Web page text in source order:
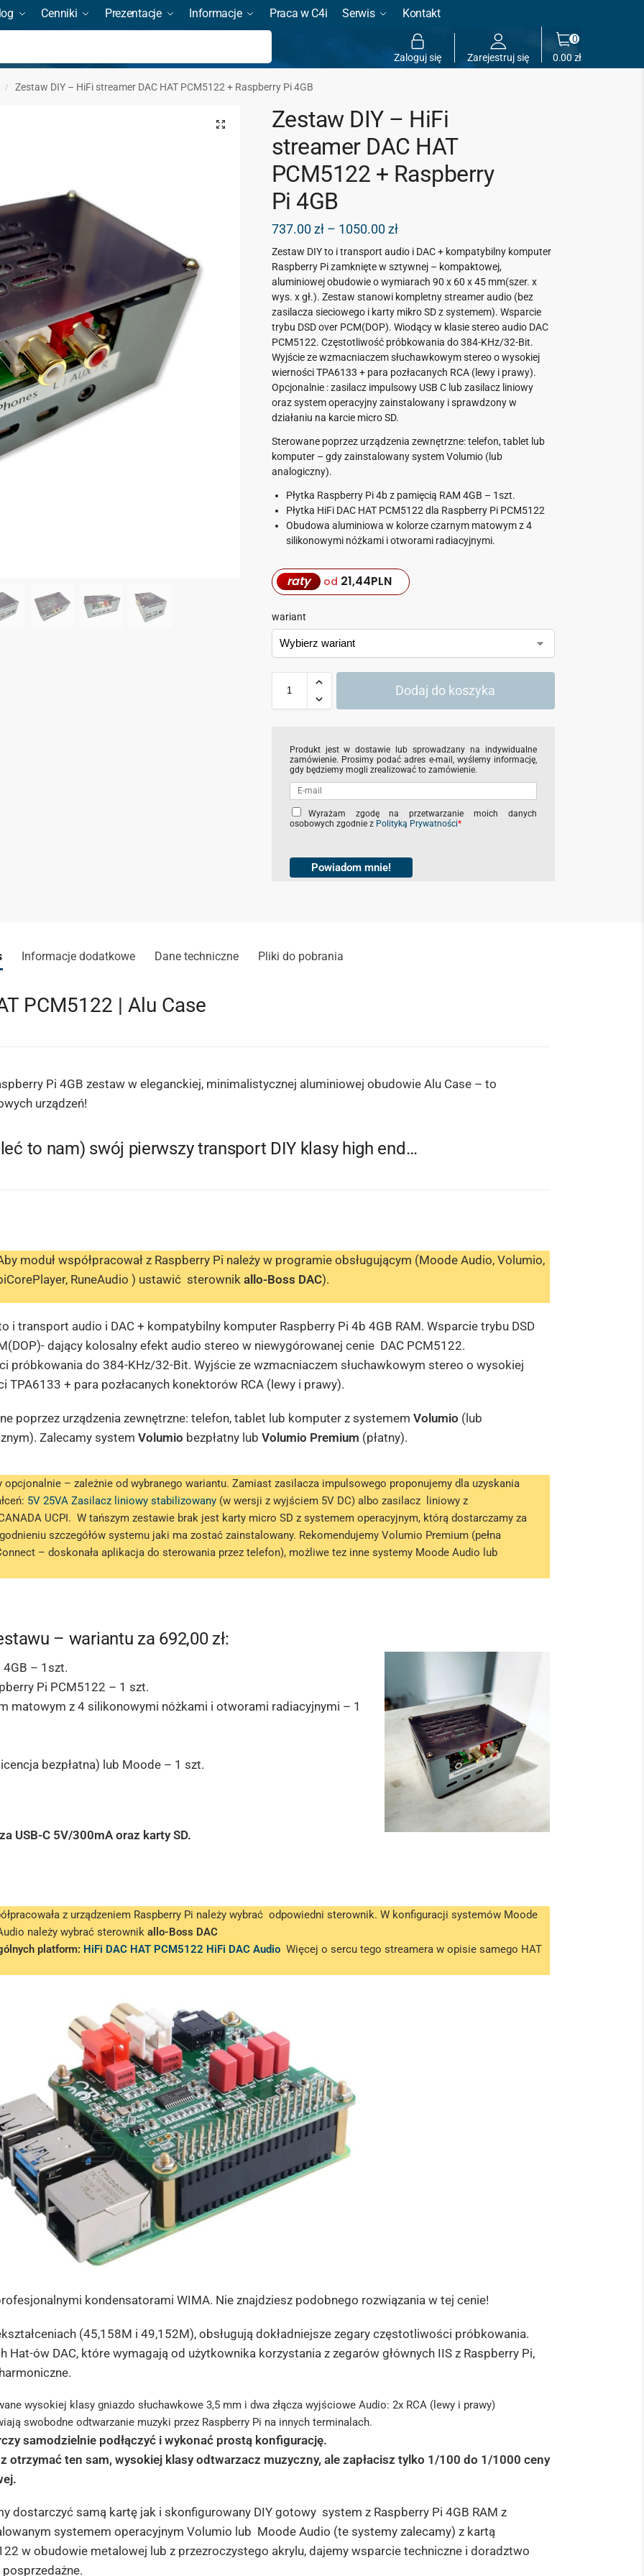
Cenniki Prezentacje Informacje Praca w C4i Serwis Kontakt
Szukaj
Zaloguj się Zarejestruj się 0.00zł
0
/ Zestaw DIY – HiFi streamer DAC HAT PCM5122 + Raspberry Pi 4GB
Zestaw DIY – HiFi
streamer DAC HAT
PCM5122 + Raspberry
Pi 4GB
737.00zł – 1050.00zł
Zestaw DIY to i transport audio i DAC + kompatybilny komputer
Raspberry Pi zamknięte w sztywnej – kompaktowej,
aluminiowej obudowie o wymiarach 90 x 60 x 45 mm(szer. x
wys. x gł.). Zestaw stanowi kompletny streamer audio (bez
zasilacza sieciowego i karty mikro SD z systemem). Wsparcie
trybu DSD over PCM(DOP). Wiodący w klasie stereo audio DAC
PCM5122. Częstotliwość próbkowania do 384-KHz/32-Bit.
Wyjście ze wzmacniaczem słuchawkowym stereo o wysokiej
wierności TPA6133 + para pozłacanych RCA (lewy i prawy).
Opcjonalnie : zasilacz impulsowy USB C lub zasilacz liniowy
oraz system operacyjny zainstalowany i sprawdzony w
działaniu na karcie micro SD.
Sterowane poprzez urządzenia zewnętrzne: telefon, tablet lub
komputer – gdy zainstalowany system Volumio (lub
analogiczny).
Płytka Raspberry Pi 4b z pamięcią RAM 4GB – 1szt.
Płytka HiFi DAC HAT PCM5122 dla Raspberry Pi PCM5122
Obudowa aluminiowa w kolorze czarnym matowym z 4
silikonowymi nóżkami i otworami radiacyjnymi.
raty od 21,44PLN
wariant
Dodaj do koszyka
Produkt jest w dostawie lub sprowadzany na indywidualne
zamówienie. Prosimy podać adres e-mail, wyślemy informację,
gdy będziemy mogli zrealizować to zamówienie.
C
h
b
Wyrażam zgodę na przetwarzanie moich danych
osobowych zgodnie z Polityką Prywatności*
Powiadom mnie!
Informacje dodatkowe Dane techniczne Pliki do pobrania
PCM5122 | Alu Case
Pi 4GB zestaw w eleganckiej, minimalistycznej aluminiowej obudowie Alu Case – to
urządzeń!
to nam) swój pierwszy transport DIY klasy high end…
moduł współpracował z Raspberry Pi należy w programie obsługującym (Moode Audio, Volumio,
RuneAudio ) ustawić sterownik allo-Boss DAC).
i transport audio i DAC + kompatybilny komputer Raspberry Pi 4b 4GB RAM. Wsparcie trybu DSD
dający kolosalny efekt audio stereo w niewygórowanej cenie DAC PCM5122.
próbkowania do 384-KHz/32-Bit. Wyjście ze wzmacniaczem słuchawkowym stereo o wysokiej
TPA6133 + para pozłacanych konektorów RCA (lewy i prawy).
poprzez urządzenia zewnętrzne: telefon, tablet lub komputer z systemem Volumio (lub
Zalecamy system Volumio bezpłatny lub Volumio Premium (płatny).
– zależnie od wybranego wariantu. Zamiast zasilacza impulsowego proponujemy dla uzyskania
5V 25VA Zasilacz liniowy stabilizowany(w wersji z wyjściem 5V DC) albo zasilacz liniowy z
UCPI. W tańszym zestawie brak jest karty micro SD z systemem operacyjnym, którą dostarczamy za
szczegółów systemu jaki ma zostać zainstalowany. Rekomendujemy Volumio Premium (pełna
– doskonała aplikacja do sterowania przez telefon), możliwe tez inne systemy Moode Audio lub
– wariantu za 692,00 zł:
4GB – 1szt.
Pi PCM5122 – 1 szt.
matowym z 4 silikonowymi nóżkami i otworami radiacyjnymi – 1
bezpłatna) lub Moode – 1 szt.
USB-C 5V/300mA oraz karty SD.
z urządzeniem Raspberry Pi należy wybrać odpowiedni sterownik. W konfiguracji systemów Moode
należy wybrać sterownik allo-Boss DAC
platform: HiFi DAC HAT PCM5122 HiFi DAC Audio Więcej o sercu tego streamera w opisie samego HAT
kondensatorami WIMA. Nie znajdziesz podobnego rozwiązania w tej cenie!
(45,158M i 49,152M), obsługują dokładniejsze zegary częstotliwości próbkowania.
Hat-ów DAC, które wymagają od użytkownika korzystania z zegarów głównych IIS z Raspberry Pi,
wysokiej klasy gniazdo słuchawkowe 3,5 mm i dwa złącza wyjściowe Audio: 2x RCA (lewy i prawy)
swobodne odtwarzanie muzyki przez Raspberry Pi na innych terminalach.
samodzielnie podłączyć i wykonać prostą konfigurację.
otrzymać ten sam, wysokiej klasy odtwarzacz muzyczny, ale zapłacisz tylko 1/100 do 1/1000 ceny
dostarczyć samą kartę jak i skonfigurowany DIY gotowy system z Raspberry Pi 4GB RAM z
systemem operacyjnym Volumio lub Moode Audio (te systemy zalecamy) z kartą
w obudowie metalowej lub z przezroczystego akrylu, dajemy wsparcie techniczne i doradztwo